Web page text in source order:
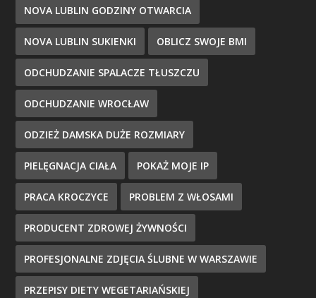
NOVA LUBLIN GODZINY OTWARCIA
NOVA LUBLIN SUKIENKI OBLICZ SWOJE BMI
ODCHUDZANIE SPALACZE TŁUSZCZU
ODCHUDZANIE WROCŁAW
ODZIEŻ DAMSKA DUŻE ROZMIARY
PIELĘGNACJA CIAŁA POKAŻ MOJE IP
PRACA KROCZYCE PROBLEM Z WŁOSAMI
PRODUCENT ZDROWEJ ŻYWNOŚCI
PROFESJONALNE ZDJĘCIA ŚLUBNE W WARSZAWIE
PRZEPISY DIETY WEGETARIAŃSKIEJ